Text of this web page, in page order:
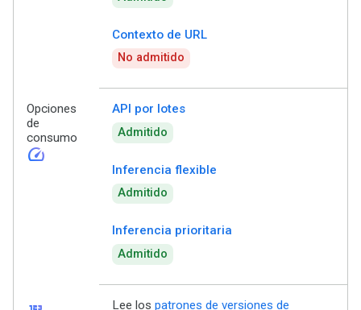
Contexto de URL
No admitido
Opciones
de
consumo
speed
API por lotes
Admitido
Inferencia flexible
Admitido
Inferencia prioritaria
Admitido
Lee los patrones de versiones de